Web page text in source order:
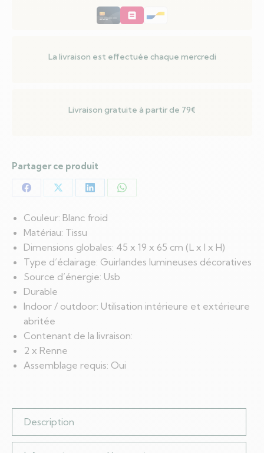
Couleur: Blanc froid
Matériau: Tissu
Dimensions globales: 45 x 19 x 65 cm (L x l x H)
Type d’éclairage: Guirlandes lumineuses décoratives
Source d’énergie: Usb
Durable
Indoor / outdoor: Utilisation intérieure et extérieure
abritée
Contenant de la livraison:
2 x Renne
Assemblage requis: Oui
La livraison est effectuée chaque mercredi
Livraison gratuite à partir de 79€
Partager ce produit
Partager
sur
Facebook
Partager
sur
X
Partager
sur
Partager
Description